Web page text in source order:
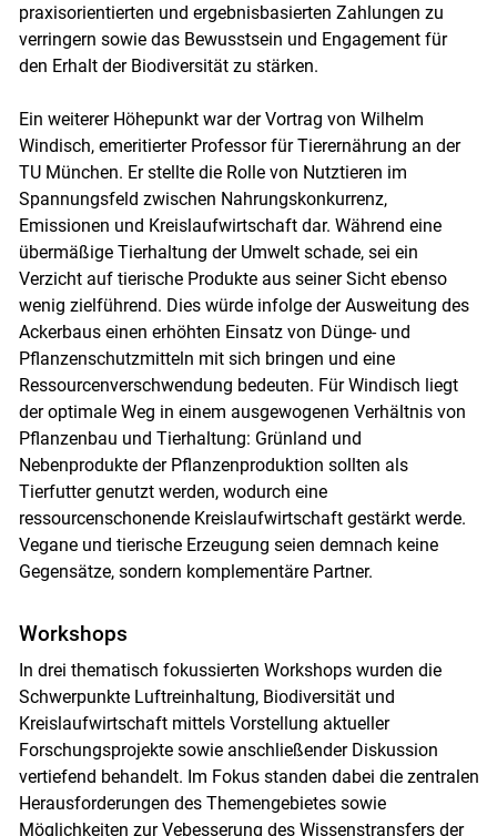
Skip to main content
praxisorientierten und ergebnisbasierten Zahlungen zu
verringern sowie das Bewusstsein und Engagement für
den Erhalt der Biodiversität zu stärken.
Ein weiterer Höhepunkt war der Vortrag von Wilhelm
Windisch, emeritierter Professor für Tierernährung an der
TU München. Er stellte die Rolle von Nutztieren im
Spannungsfeld zwischen Nahrungskonkurrenz,
Emissionen und Kreislaufwirtschaft dar. Während eine
übermäßige Tierhaltung der Umwelt schade, sei ein
Verzicht auf tierische Produkte aus seiner Sicht ebenso
wenig zielführend. Dies würde infolge der Ausweitung des
Ackerbaus einen erhöhten Einsatz von Dünge- und
Pflanzenschutzmitteln mit sich bringen und eine
Ressourcenverschwendung bedeuten. Für Windisch liegt
der optimale Weg in einem ausgewogenen Verhältnis von
Pflanzenbau und Tierhaltung: Grünland und
Nebenprodukte der Pflanzenproduktion sollten als
Tierfutter genutzt werden, wodurch eine
ressourcenschonende Kreislaufwirtschaft gestärkt werde.
Vegane und tierische Erzeugung seien demnach keine
Gegensätze, sondern komplementäre Partner.
Workshops
In drei thematisch fokussierten Workshops wurden die
Schwerpunkte Luftreinhaltung, Biodiversität und
Kreislaufwirtschaft mittels Vorstellung aktueller
Forschungsprojekte sowie anschließender Diskussion
vertiefend behandelt. Im Fokus standen dabei die zentralen
Herausforderungen des Themengebietes sowie
Möglichkeiten zur Vebesserung des Wissenstransfers der